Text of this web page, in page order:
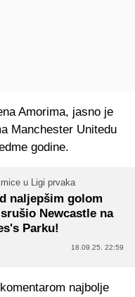
Amorima, jasno je
Manchester Unitedu
godine.
u Ligi prvaka
naljepšim golom
Newcastle na
Parku!
18.09.25. 22:59
najbolje